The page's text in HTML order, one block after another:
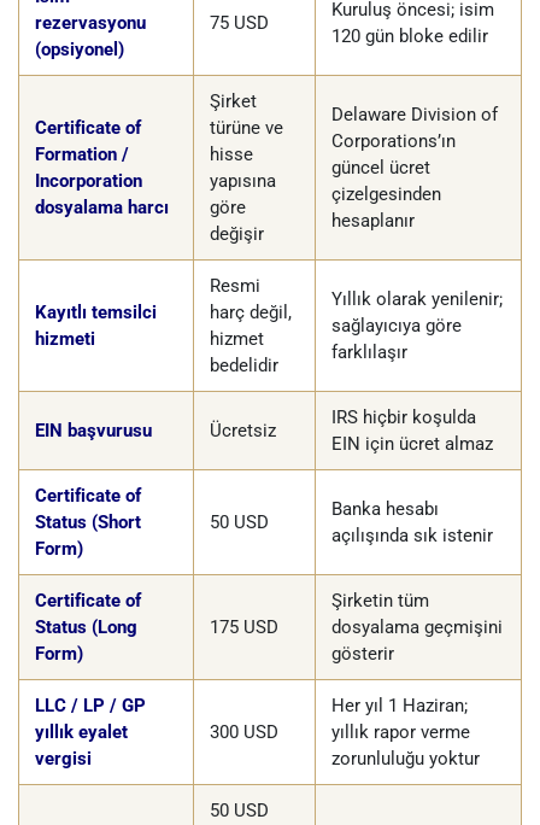
rezervasyonu
(opsiyonel)
75 USD
Kuruluş öncesi; isim
120 gün bloke edilir
Certificate of
Formation /
Incorporation
dosyalama harcı
Şirket
türüne ve
hisse
yapısına
göre
değişir
Delaware Division of
Corporations’ın
güncel ücret
çizelgesinden
hesaplanır
Kayıtlı temsilci
hizmeti
Resmi
harç değil,
hizmet
bedelidir
Yıllık olarak yenilenir;
sağlayıcıya göre
farklılaşır
EIN başvurusu Ücretsiz
IRS hiçbir koşulda
EIN için ücret almaz
Certificate of
Status (Short
Form)
50 USD
Banka hesabı
açılışında sık istenir
Certificate of
Status (Long
Form)
175 USD
Şirketin tüm
dosyalama geçmişini
gösterir
LLC / LP / GP
yıllık eyalet
vergisi
300 USD
Her yıl 1 Haziran;
yıllık rapor verme
zorunluluğu yoktur
50 USD